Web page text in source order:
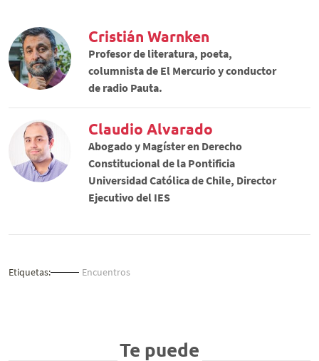
Cristián Warnken
Profesor de literatura, poeta,
columnista de El Mercurio y conductor
de radio Pauta.
Claudio Alvarado
Abogado y Magíster en Derecho
Constitucional de la Pontificia
Universidad Católica de Chile, Director
Ejecutivo del IES
Etiquetas: Encuentros
Te puede